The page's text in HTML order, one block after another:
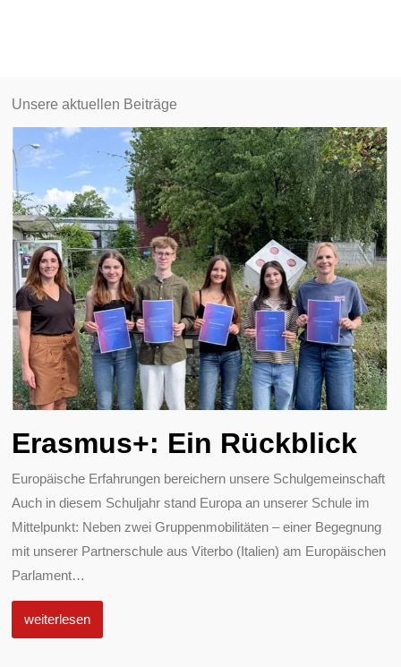
Unsere aktuellen Beiträge
Erasmus+: Ein Rückblick
Europäische Erfahrungen bereichern unsere Schulgemeinschaft
Auch in diesem Schuljahr stand Europa an unserer Schule im
Mittelpunkt: Neben zwei Gruppenmobilitäten – einer Begegnung
mit unserer Partnerschule aus Viterbo (Italien) am Europäischen
Parlament…
weiterlesen